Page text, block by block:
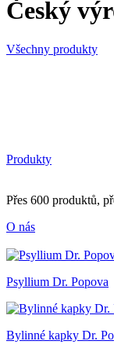
Český
Všechny produkty
Produkty
Přes 600 produktů,
O nás
Psyllium Dr. Popova
Bylinné kapky Dr.